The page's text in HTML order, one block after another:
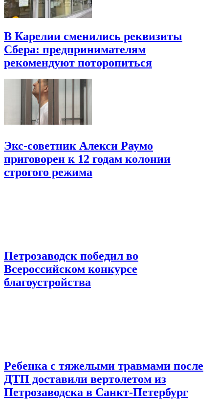
В Карелии сменились реквизиты
Сбера: предпринимателям
рекомендуют поторопиться
Экс-советник Алекси Раумо
приговорен к 12 годам колонии
строгого режима
Петрозаводск победил во
Всероссийском конкурсе
благоустройства
Ребенка с тяжелыми травмами после
ДТП доставили вертолетом из
Петрозаводска в Санкт-Петербург